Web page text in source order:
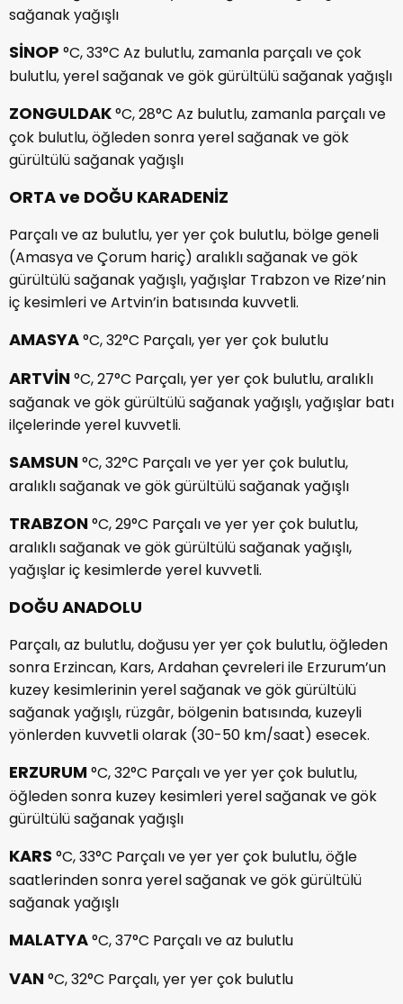
sağanak yağışlı
SİNOP °C, 33°C Az bulutlu, zamanla parçalı ve çok
bulutlu, yerel sağanak ve gök gürültülü sağanak yağışlı
ZONGULDAK°C, 28°C Az bulutlu, zamanla parçalı ve
çok bulutlu, öğleden sonra yerel sağanak ve gök
gürültülü sağanak yağışlı
ORTA ve DOĞU KARADENİZ
Parçalı ve az bulutlu, yer yer çok bulutlu, bölge geneli
(Amasya ve Çorum hariç) aralıklı sağanak ve gök
gürültülü sağanak yağışlı, yağışlar Trabzon ve Rize’nin
iç kesimleri ve Artvin’in batısında kuvvetli.
AMASYA°C, 32°C Parçalı, yer yer çok bulutlu
ARTVİN°C, 27°C Parçalı, yer yer çok bulutlu, aralıklı
sağanak ve gök gürültülü sağanak yağışlı, yağışlar batı
ilçelerinde yerel kuvvetli.
SAMSUN°C, 32°C Parçalı ve yer yer çok bulutlu,
aralıklı sağanak ve gök gürültülü sağanak yağışlı
TRABZON°C, 29°C Parçalı ve yer yer çok bulutlu,
aralıklı sağanak ve gök gürültülü sağanak yağışlı,
yağışlar iç kesimlerde yerel kuvvetli.
DOĞU ANADOLU
Parçalı, az bulutlu, doğusu yer yer çok bulutlu, öğleden
sonra Erzincan, Kars, Ardahan çevreleri ile Erzurum’un
kuzey kesimlerinin yerel sağanak ve gök gürültülü
sağanak yağışlı, rüzgâr, bölgenin batısında, kuzeyli
yönlerden kuvvetli olarak (30-50 km/saat) esecek.
ERZURUM°C, 32°C Parçalı ve yer yer çok bulutlu,
öğleden sonra kuzey kesimleri yerel sağanak ve gök
gürültülü sağanak yağışlı
KARS °C, 33°C Parçalı ve yer yer çok bulutlu, öğle
saatlerinden sonra yerel sağanak ve gök gürültülü
sağanak yağışlı
MALATYA°C, 37°C Parçalı ve az bulutlu
VAN°C, 32°C Parçalı, yer yer çok bulutlu